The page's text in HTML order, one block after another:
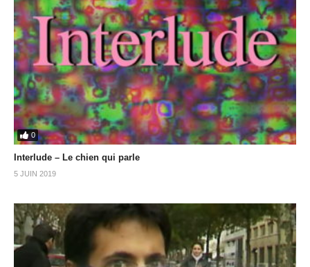
0
Interlude – Le chien qui parle
5 JUIN 2019